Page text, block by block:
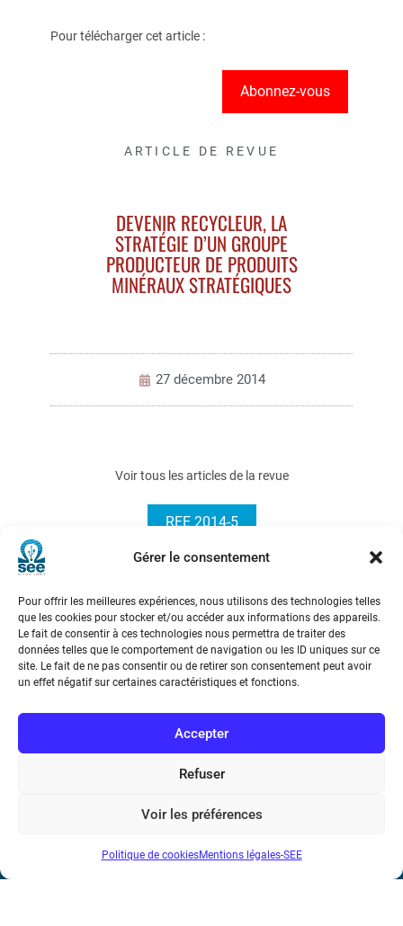
Gérer le consentement
Pour offrir les meilleures expériences, nous utilisons des technologies telles
que les cookies pour stocker et/ou accéder aux informations des appareils.
Le fait de consentir à ces technologies nous permettra de traiter des
données telles que le comportement de navigation ou les ID uniques sur ce
site. Le fait de ne pas consentir ou de retirer son consentement peut avoir
un effet négatif sur certaines caractéristiques et fonctions.
Accepter
Refuser
Voir les préférences
Politique de cookiesMentions légales-SEE
Pour télécharger cet article :
Abonnez-vous
ARTICLE DE REVUE
DEVENIR RECYCLEUR, LA
STRATÉGIE D’UN GROUPE
PRODUCTEUR DE PRODUITS
MINÉRAUX STRATÉGIQUES
27 décembre 2014
Voir tous les articles de la revue
REE 2014-5
Société de l’Electricité, de l’Electronique et des Technologies
75116 Paris
Téléphone : (+33) 1 56 90 37 17
N° de SIREN : 785 393 232, Code APE : 9412Z TVA intra-